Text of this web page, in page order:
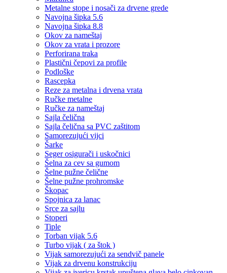
Metalne stope i nosači za drvene grede
Navojna šipka 5.6
Navojna šipka 8.8
Okov za nameštaj
Okov za vrata i prozore
Perforirana traka
Plastični čepovi za profile
Podloške
Rascepka
Reze za metalna i drvena vrata
Ručke metalne
Ručke za nameštaj
Sajla čelična
Sajla čelična sa PVC zaštitom
Samorezujući vijci
Šarke
Seger osigurači i uskočnici
Šelna za cev sa gumom
Šelne pužne čelične
Šelne pužne prohromske
Škopac
Spojnica za lanac
Srce za sajlu
Stoperi
Tiple
Torban vijak 5.6
Turbo vijak ( za štok )
Vijak samorezujući za sendvič panele
Vijak za drvenu konstrukciju